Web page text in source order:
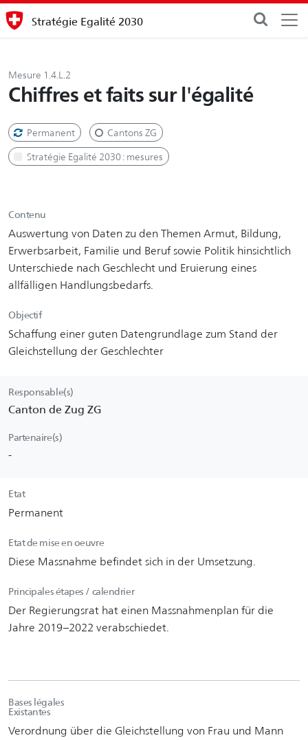
Stratégie Egalité 2030
Mesure 1.4.L.2
Chiffres et faits sur l'égalité
Permanent Cantons ZG
Stratégie Egalité 2030 : mesures
Contenu
Auswertung von Daten zu den Themen Armut, Bildung,
Erwerbsarbeit, Familie und Beruf sowie Politik hinsichtlich
Unterschiede nach Geschlecht und Eruierung eines
allfälligen Handlungsbedarfs.
Objectif
Schaffung einer guten Datengrundlage zum Stand der
Gleichstellung der Geschlechter
Responsable(s)
Canton de Zug ZG
Partenaire(s)
-
Etat
Permanent
Etat de mise en oeuvre
Diese Massnahme befindet sich in der Umsetzung.
Principales étapes / calendrier
Der Regierungsrat hat einen Massnahmenplan für die
Jahre 2019–2022 verabschiedet.
Bases légales
Existantes
Verordnung über die Gleichstellung von Frau und Mann